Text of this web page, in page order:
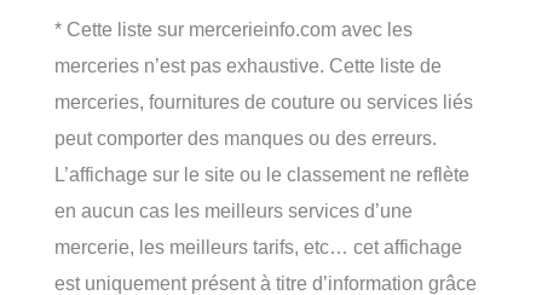
* Cette liste sur mercerieinfo.com avec les
merceries n’est pas exhaustive. Cette liste de
merceries, fournitures de couture ou services liés
peut comporter des manques ou des erreurs.
L’affichage sur le site ou le classement ne reflète
en aucun cas les meilleurs services d’une
mercerie, les meilleurs tarifs, etc… cet affichage
est uniquement présent à titre d’information grâce